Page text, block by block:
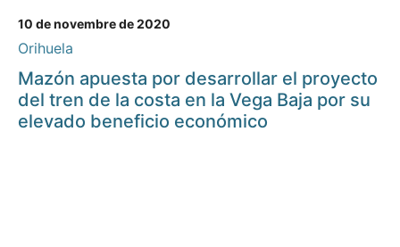
10 de novembre de 2020
Orihuela
Mazón apuesta por desarrollar el proyecto
del tren de la costa en la Vega Baja por su
elevado beneficio económico